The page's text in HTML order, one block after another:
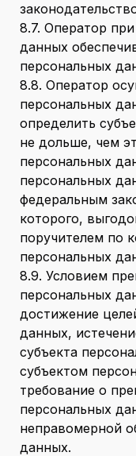
8.7. Оператор
данных
персональных
8.8. Оператор
персональных
определить
не дольше, чем
персональных
персональных
федеральным
которого,
поручителем по
персональных
8.9. Условием
персональных
достижение
данных,
субъекта
субъектом
требование о
персональных
неправомерной
данных.